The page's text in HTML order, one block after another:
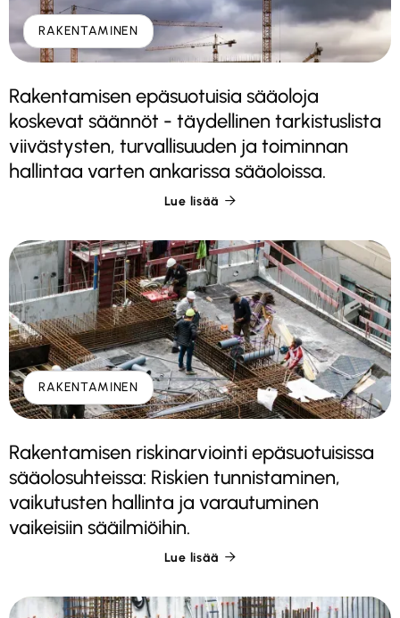
RAKENTAMINEN
Rakentamisen epäsuotuisia sääoloja
koskevat säännöt - täydellinen tarkistuslista
viivästysten, turvallisuuden ja toiminnan
hallintaa varten ankarissa sääoloissa.
Lue lisää 
RAKENTAMINEN
Rakentamisen riskinarviointi epäsuotuisissa
sääolosuhteissa: Riskien tunnistaminen,
vaikutusten hallinta ja varautuminen
vaikeisiin sääilmiöihin.
Lue lisää 